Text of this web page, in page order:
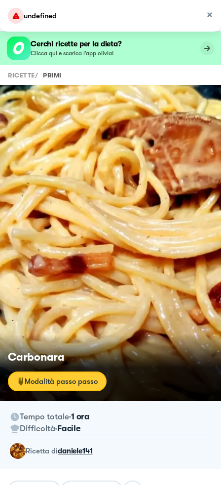
undefined
Cerchi ricette per la dieta?
Clicca qui e scarica l’app olivia!
RICETTE/ PRIMI
Carbonara
Modalità passo passo
Tempo totale 1 ora
Difficoltà Facile
ricetta didaniele141